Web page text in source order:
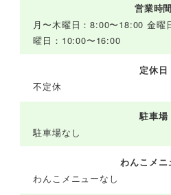
営業時間
月〜木曜日：8:00〜18:00 金曜
曜日：10:00〜16:00
定休日
不定休
駐車場
駐車場なし
わんこメニ
わんこメニューなし